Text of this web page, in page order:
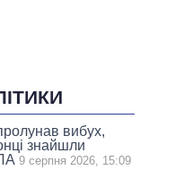
вибух,
знайшли
9 серпня 2026, 15:09